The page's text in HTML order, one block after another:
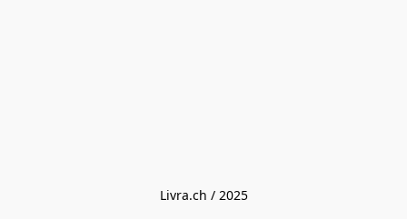
Livra.ch / 2025